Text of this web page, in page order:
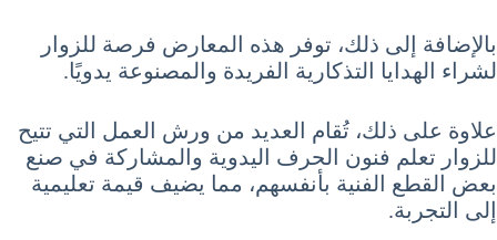
بالإضافة إلى ذلك، توفر هذه المعارض فرصة للزوار
لشراء الهدايا التذكارية الفريدة والمصنوعة يدويًا.
علاوة على ذلك، تُقام العديد من ورش العمل التي تتيح
للزوار تعلم فنون الحرف اليدوية والمشاركة في صنع
بعض القطع الفنية بأنفسهم، مما يضيف قيمة تعليمية
إلى التجربة.